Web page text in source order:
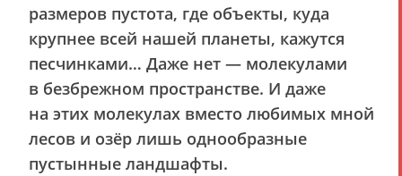
размеров пустота, где объекты, куда
крупнее всей нашей планеты, кажутся
песчинками… Даже нет — молекулами
в безбрежном пространстве. И даже
на этих молекулах вместо любимых мной
лесов и озёр лишь однообразные
пустынные ландшафты.